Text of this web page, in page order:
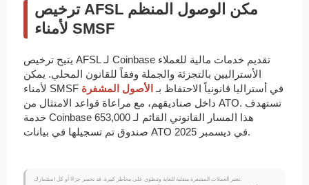
ترخيص AFSL مكن الوصول المنظم
لأمناء SMSF
يتيح ترخيص AFSL لـ Coinbase تقديم خدمات مالية للعملاء
الأستراليين بالتجزئة والجملة وفقاً للقانون المحلي. يمكن
لأمناء SMSF في أستراليا قانونياً الاحتفاظ بـ الأصول المشفرة
داخل صناديقهم، مع مراعاة قواعد الامتثال من ATO. تستهدف
خدمة Coinbase هذا المسار القانوني القائم لـ 653,000
صندوق تم تسجيلها في بيانات ATO في ديسمبر 2025.
تعتبر العملات المشفرة متقلبة للغاية وتنطوي على مخاطر كبيرة. قد تخسر جزءًا أو كل استثمارك.